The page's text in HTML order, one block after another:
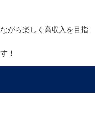
がら楽しく高収入を目指
！